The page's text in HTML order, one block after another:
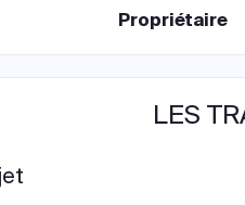
Propriétaire
LES